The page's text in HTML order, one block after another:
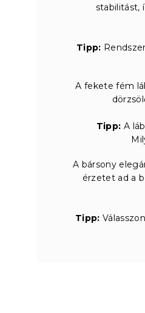
stabilitást,
Tipp:
A fekete fém
Tipp: A
A bársony
érzetet ad a
Tipp: